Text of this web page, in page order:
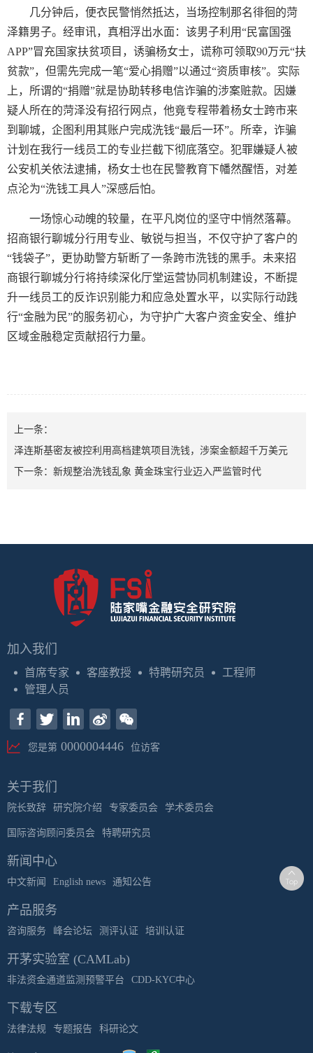
几分钟后，便衣民警悄然抵达，当场控制那名徘徊的菏
泽籍男子。经审讯，真相浮出水面：该男子利用“民富国强
APP”冒充国家扶贫项目，诱骗杨女士，谎称可领取90万元“扶
贫款”，但需先完成一笔“爱心捐赠”以通过“资质审核”。实际
上，所谓的“捐赠”就是协助转移电信诈骗的涉案赃款。因嫌
疑人所在的菏泽没有招行网点，他竟专程带着杨女士跨市来
到聊城，企图利用其账户完成洗钱“最后一环”。所幸，诈骗
计划在我行一线员工的专业拦截下彻底落空。犯罪嫌疑人被
公安机关依法逮捕，杨女士也在民警教育下幡然醒悟，对差
点沦为“洗钱工具人”深感后怕。
一场惊心动魄的较量，在平凡岗位的坚守中悄然落幕。
招商银行聊城分行用专业、敏锐与担当，不仅守护了客户的
“钱袋子”，更协助警方斩断了一条跨市洗钱的黑手。未来招
商银行聊城分行将持续深化厅堂运营协同机制建设，不断提
升一线员工的反诈识别能力和应急处置水平，以实际行动践
行“金融为民”的服务初心，为守护广大客户资金安全、维护
区域金融稳定贡献招行力量。
上一条：
泽连斯基密友被控利用高档建筑项目洗钱，涉案金额超千万美元
下一条： 新规整治洗钱乱象 黄金珠宝行业迈入严监管时代
加入我们
首席专家 客座教授 特聘研究员
工程师
管理人员
您是第 0000004446 位访客
关于我们
院长致辞 研究院介绍 专家委员会 学术委员会
国际咨询顾问委员会 特聘研究员
新闻中心
中文新闻 English news 通知公告
产品服务
咨询服务 峰会论坛 测评认证 培训认证
开茅实验室 (CAMLab)
非法资金通道监测预警平台 CDD-KYC中心
下载专区
法律法规 专题报告 科研论文